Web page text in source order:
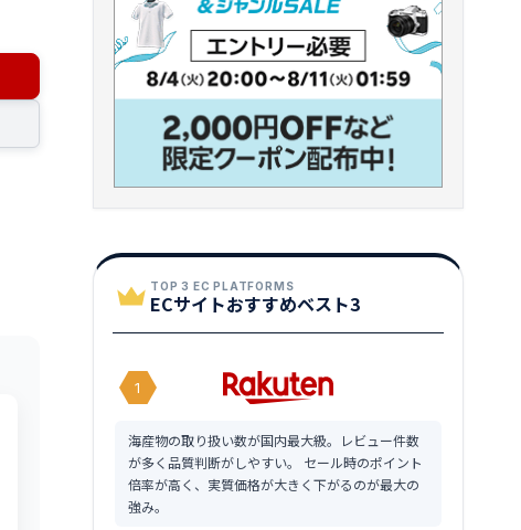
TOP 3 EC PLATFORMS
ECサイトおすすめベスト3
1
海産物の取り扱い数が国内最大級。レビュー件数
が多く品質判断がしやすい。 セール時のポイント
倍率が高く、実質価格が大きく下がるのが最大の
強み。